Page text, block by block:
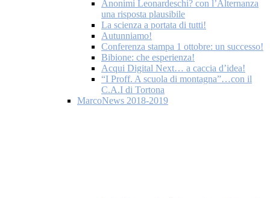
Anonimi Leonardeschi? con l’Alternanza
una risposta plausibile
La scienza a portata di tutti!
Autunniamo!
Conferenza stampa 1 ottobre: un successo!
Bibione: che esperienza!
Acqui Digital Next… a caccia d’idea!
“I Proff. A scuola di montagna”…con il
C.A.I di Tortona
MarcoNews 2018-2019